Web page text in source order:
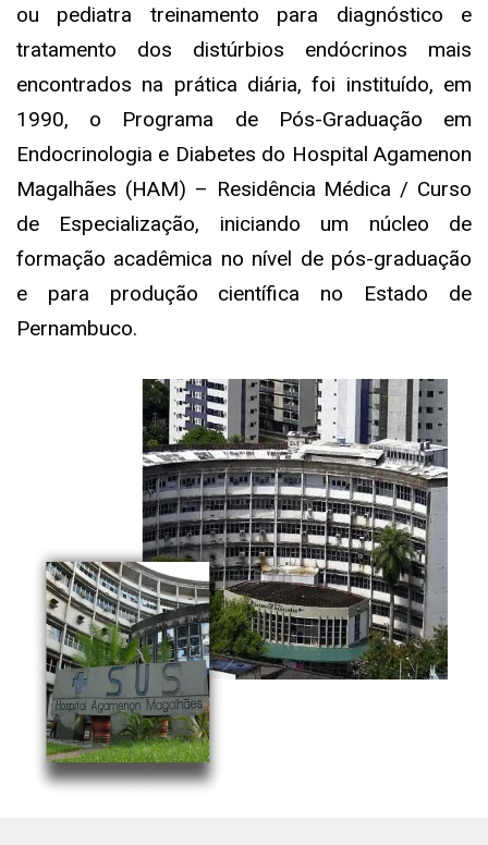
ou pediatra treinamento para diagnóstico e
tratamento dos distúrbios endócrinos mais
encontrados na prática diária, foi instituído, em
1990, o Programa de Pós-Graduação em
Endocrinologia e Diabetes do Hospital Agamenon
Magalhães (HAM) – Residência Médica / Curso
de Especialização, iniciando um núcleo de
formação acadêmica no nível de pós-graduação
e para produção científica no Estado de
Pernambuco.